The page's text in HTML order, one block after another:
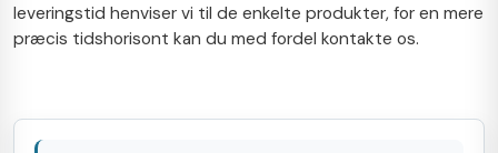
leveringstid henviser vi til de enkelte produkter, for en mere
præcis tidshorisont kan du med fordel kontakte os.